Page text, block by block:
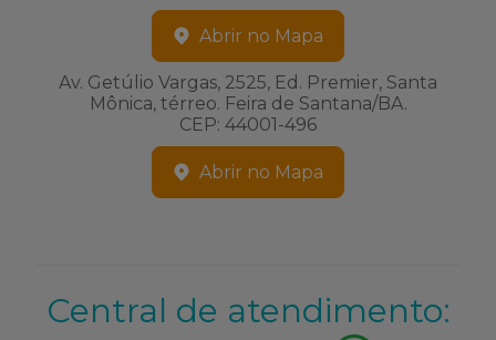
Abrir no Mapa
Av. Getúlio Vargas, 2525, Ed. Premier, Santa
Mônica, térreo. Feira de Santana/BA.
CEP: 44001-496
Abrir no Mapa
Central de atendimento: